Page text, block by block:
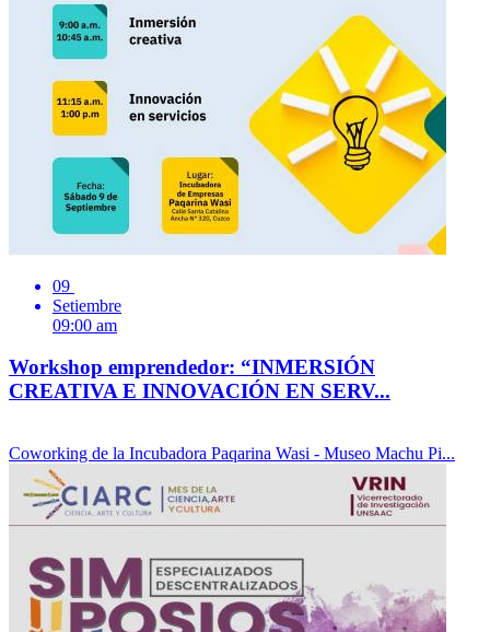
09
Setiembre
09:00 am
Workshop emprendedor: “INMERSIÓN
CREATIVA E INNOVACIÓN EN SERV...
Coworking de la Incubadora Paqarina Wasi - Museo Machu Pi...